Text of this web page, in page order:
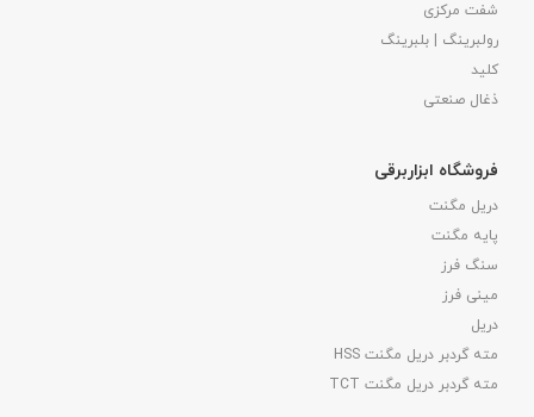
شفت مرکزی
رولبرینگ | بلبرینگ
کلید
ذغال صنعتی
فروشگاه ابزاربرقی
دریل مگنت
پایه مگنت
سنگ فرز
مینی فرز
دریل
مته گردبر دریل مگنت HSS
مته گردبر دریل مگنت TCT